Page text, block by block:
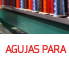
AGUJAS